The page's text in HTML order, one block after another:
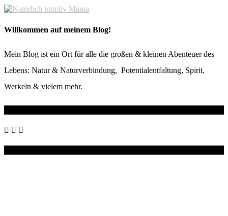
Willkommen auf meinem Blog!
Mein Blog ist ein Ort für alle die großen & kleinen Abenteuer des
Lebens: Natur & Naturverbindung, Potentialentfaltung, Spirit,
Werkeln & vielem mehr.